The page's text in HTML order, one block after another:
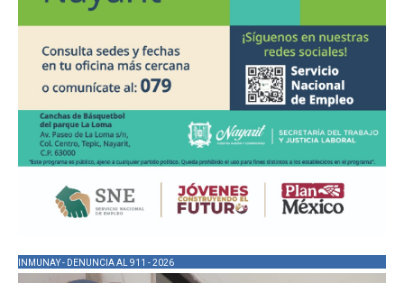
INMUNAY - DENUNCIA AL 911 - 2026